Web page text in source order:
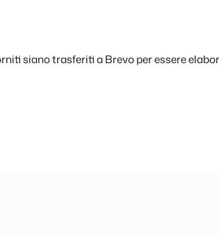
siano trasferiti a Brevo per essere